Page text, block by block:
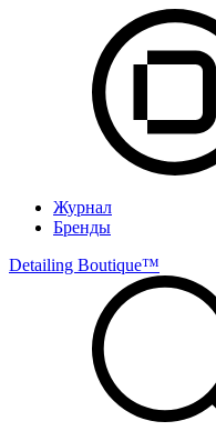
Журнал
Бренды
Detailing Boutique™️